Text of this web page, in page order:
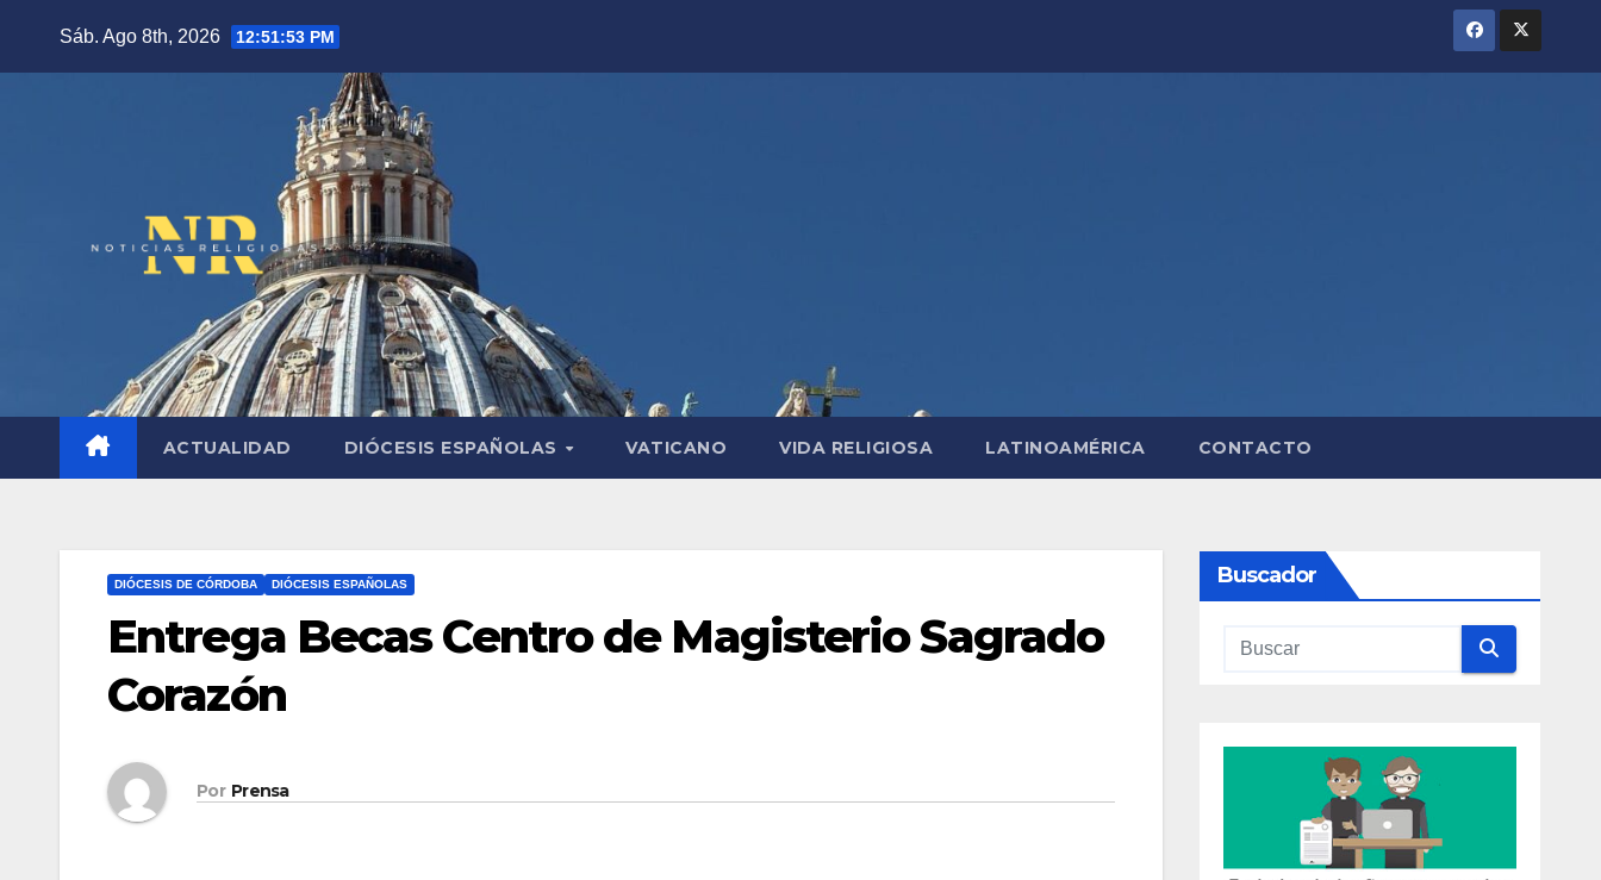
Sáb. Ago 8th, 2026 12:51:55 PM
ACTUALIDAD DIÓCESIS ESPAÑOLAS VATICANO VIDA RELIGIOSA LATINOAMÉRICA CONTACTO
DIÓCESIS DE CÓRDOBA DIÓCESIS ESPAÑOLAS
Entrega Becas Centro de Magisterio Sagrado
Corazón
Por Prensa
Buscador